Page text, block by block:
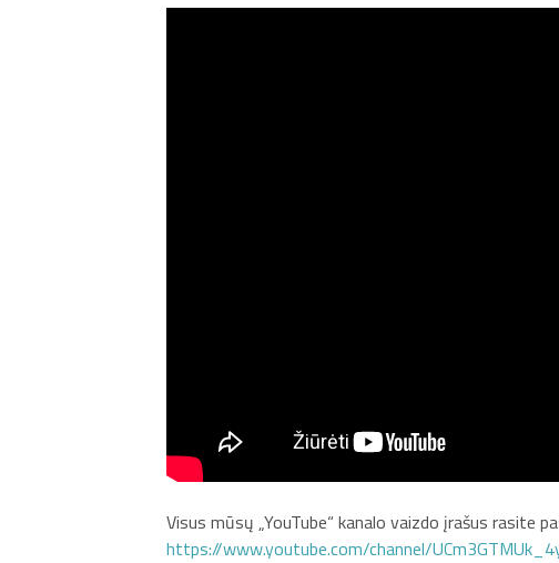
Visus mūsų „YouTube“ kanalo vaizdo įrašus rasite
https://www.youtube.com/channel/